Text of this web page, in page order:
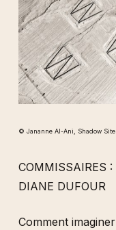
© Jananne Al-Ani, Shadow
COMMISSAIRES
DIANE DUFOUR
Comment